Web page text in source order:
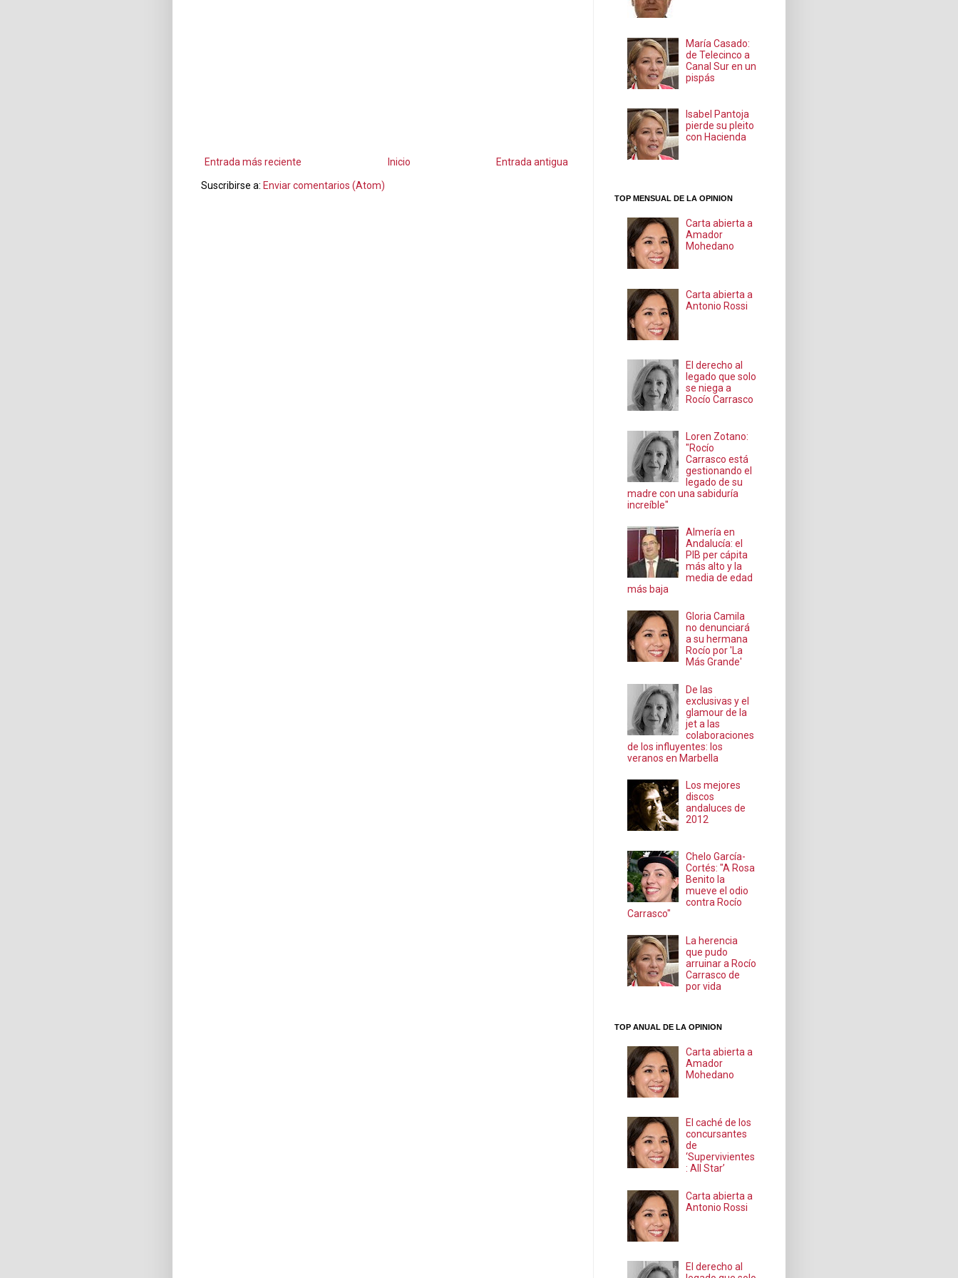
Entrada más reciente Entrada antigua
Inicio
Suscribirse a: Enviar comentarios (Atom)
María Casado:
de Telecinco a
Canal Sur en un
pispás
Isabel Pantoja
pierde su pleito
con Hacienda
TOP MENSUAL DE LA OPINION
Carta abierta a
Amador
Mohedano
Carta abierta a
Antonio Rossi
El derecho al
legado que solo
se niega a
Rocío Carrasco
Loren Zotano:
"Rocío
Carrasco está
gestionando el
legado de su
madre con una sabiduría
increíble"
Almería en
Andalucía: el
PIB per cápita
más alto y la
media de edad
más baja
Gloria Camila
no denunciará
a su hermana
Rocío por 'La
Más Grande'
De las
exclusivas y el
glamour de la
jet a las
colaboraciones
de los influyentes: los
veranos en Marbella
Los mejores
discos
andaluces de
2012
Chelo García-
Cortés: "A Rosa
Benito la
mueve el odio
contra Rocío
Carrasco"
La herencia
que pudo
arruinar a Rocío
Carrasco de
por vida
TOP ANUAL DE LA OPINION
Carta abierta a
Amador
Mohedano
El caché de los
concursantes
de
‘Supervivientes
: All Star’
Carta abierta a
Antonio Rossi
El derecho al